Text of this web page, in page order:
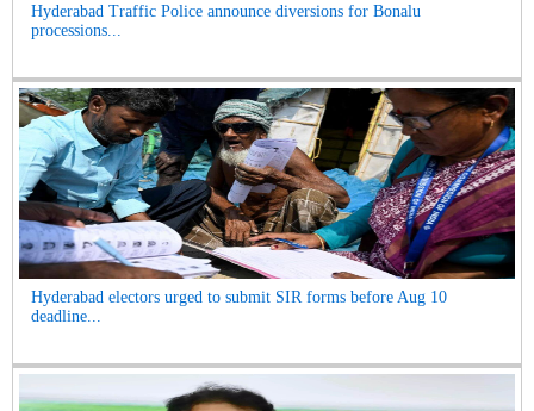
Hyderabad Traffic Police announce diversions for Bonalu
processions...
Hyderabad electors urged to submit SIR forms before Aug 10
deadline...